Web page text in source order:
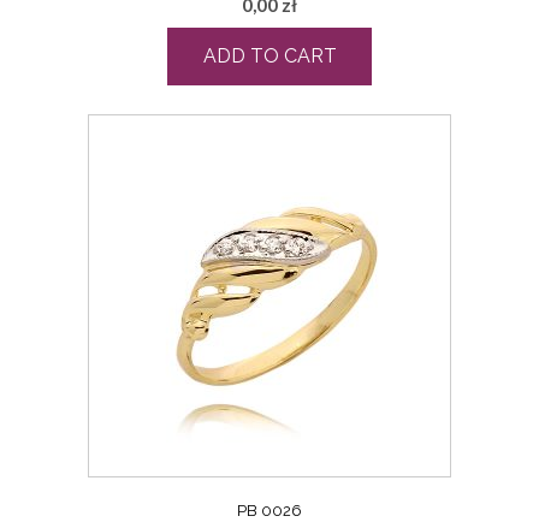
0,00 zł
ADD TO CART
PB 0026